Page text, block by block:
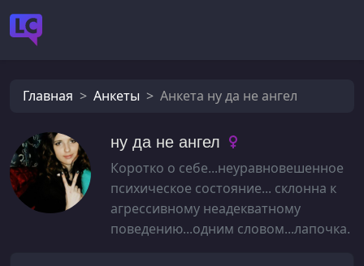
Главная Анкеты Анкета ну да не ангел
ну да не ангел
Коротко о себе...неуравновешенное
психическое состояние... склонна к
агрессивному неадекватному
поведению...одним словом...лапочка.